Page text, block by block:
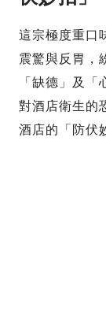
這宗極度重口
震驚與反胃，
「缺德」及
對酒店衛生的
酒店的「防伏